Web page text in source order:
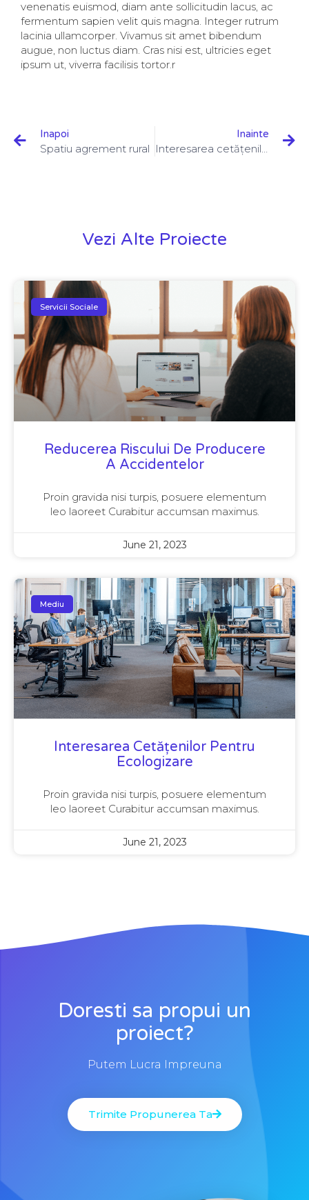
venenatis euismod, diam ante sollicitudin lacus, ac
fermentum sapien velit quis magna. Integer rutrum
lacinia ullamcorper. Vivamus sit amet bibendum
augue, non luctus diam. Cras nisi est, ultricies eget
ipsum ut, viverra facilisis tortor.r
Inapoi
Spatiu agrement rural
Inainte
Interesarea cetățenilor pentru ecologizare
Vezi Alte Proiecte
Servicii Sociale
Reducerea Riscului De Producere
A Accidentelor
Proin gravida nisi turpis, posuere elementum
leo laoreet Curabitur accumsan maximus.
June 21, 2023
Mediu
Interesarea Cetățenilor Pentru
Ecologizare
Proin gravida nisi turpis, posuere elementum
leo laoreet Curabitur accumsan maximus.
June 21, 2023
Doresti sa propui un
proiect?
Putem Lucra Impreuna
Trimite Propunerea Ta